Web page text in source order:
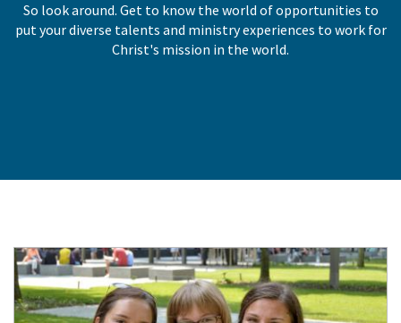
So look around. Get to know the world of opportunities to
put your diverse talents and ministry experiences to work for
Christ's mission in the world.